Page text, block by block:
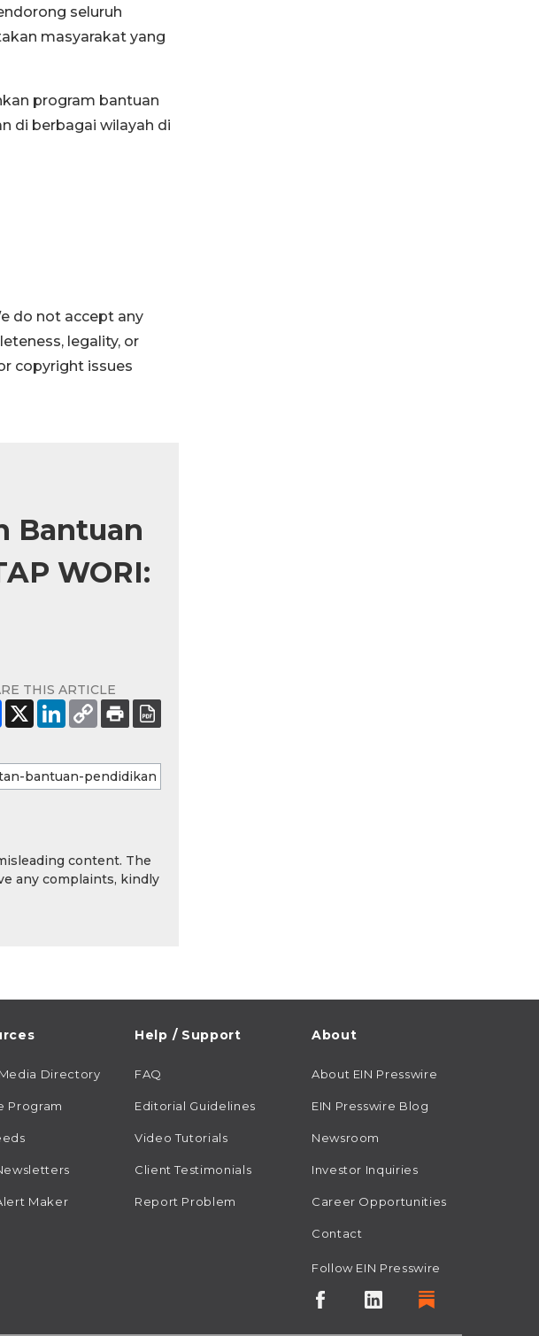
seluruh
masyarakat yang
program bantuan
di berbagai wilayah di
do not accept any
legality, or
copyright issues
Bantuan
WORI:
THIS ARTICLE
content. The
any complaints, kindly
Directory
Program
Maker
Help / Support
FAQ
Editorial Guidelines
Video Tutorials
Client Testimonials
Report Problem
About
About EIN Presswire
EIN Presswire Blog
Newsroom
Investor Inquiries
Career Opportunities
Contact
Follow EIN Presswire